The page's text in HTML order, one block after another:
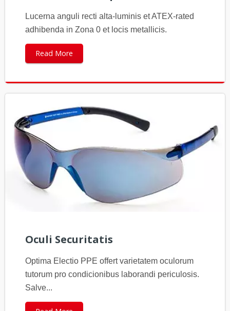
Lucerna anguli recti alta-luminis et ATEX-rated
adhibenda in Zona 0 et locis metallicis.
Read More
Oculi Securitatis
Optima Electio PPE offert varietatem oculorum
tutorum pro condicionibus laborandi periculosis.
Salve...